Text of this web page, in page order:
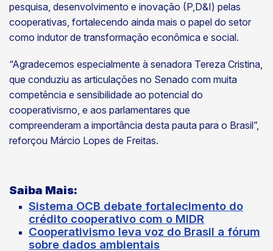
pesquisa, desenvolvimento e inovação (P,D&I) pelas
cooperativas, fortalecendo ainda mais o papel do setor
como indutor de transformação econômica e social.
“Agradecemos especialmente à senadora Tereza Cristina,
que conduziu as articulações no Senado com muita
competência e sensibilidade ao potencial do
cooperativismo, e aos parlamentares que
compreenderam a importância desta pauta para o Brasil”,
reforçou Márcio Lopes de Freitas.
Saiba Mais:
Sistema OCB debate fortalecimento do
crédito cooperativo com o MIDR
Cooperativismo leva voz do Brasil a fórum
sobre dados ambientais